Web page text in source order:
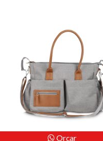
Orçar